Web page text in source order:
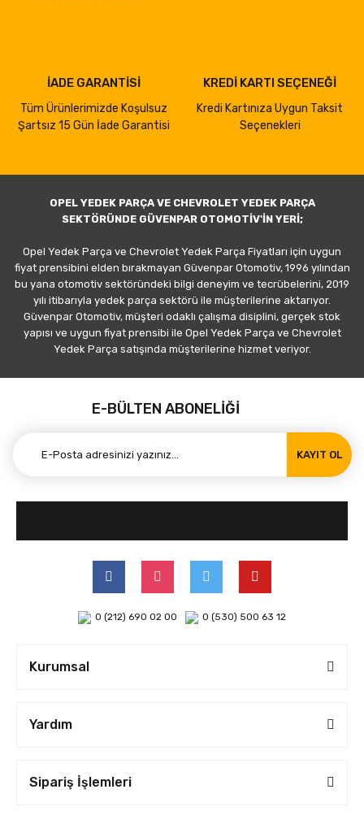
İADE GARANTİSİ
Tüm Ürünlerimizde Koşulsuz
Şartsız 15 Gün İade Garantisi
KREDİ KARTI SEÇENEĞİ
Kredi Kartınıza Uygun Taksit
Seçenekleri
OPEL YEDEK PARÇA VE CHEVROLET YEDEK PARÇA
SEKTÖRÜNDE GÜVENPAR OTOMOTİV'İN YERİ;
Opel Yedek Parça ve Chevrolet Yedek Parça Fiyatları için uygun
fiyat prensibini elden bırakmayan Güvenpar Otomotiv, 1996 yılından
bu yana otomotiv sektöründeki bilgi deneyim ve tecrübelerini, 2019
yılı itibarıyla yedek parça sektörü ile müşterilerine aktarıyor.
Güvenpar Otomotiv, müşteri odaklı çalışma disiplini, gerçek stok
yapısı ve uygun fiyat prensibi ile Opel Yedek Parça ve Chevrolet
Yedek Parça satışında müşterilerine hizmet veriyor.
E-BÜLTEN ABONELİĞİ
KAYIT OL
0 (212) 690 02 00 0 (530) 500 63 12
Kurumsal
Yardım
Sipariş İşlemleri